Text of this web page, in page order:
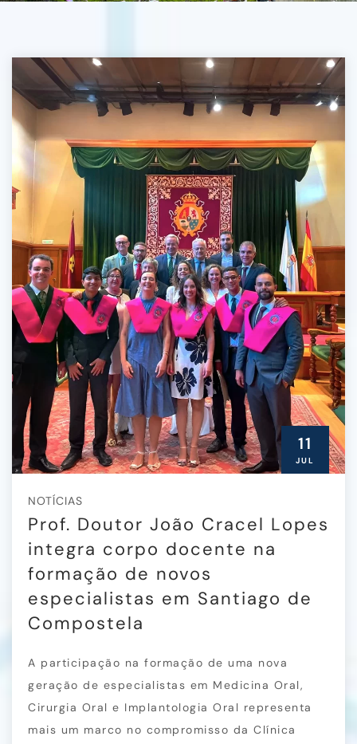
11
JUL
NOTÍCIAS
Prof. Doutor João Cracel Lopes
integra corpo docente na
formação de novos
especialistas em Santiago de
Compostela
A participação na formação de uma nova
geração de especialistas em Medicina Oral,
Cirurgia Oral e Implantologia Oral representa
mais um marco no compromisso da Clínica